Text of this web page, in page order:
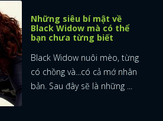
Những siêu bí mật về
Black Widow mà có thể
bạn chưa từng biết
Black Widow nuôi mèo, từng
có chồng và...có cả mớ nhân
bản. Sau đây sẽ là những ...